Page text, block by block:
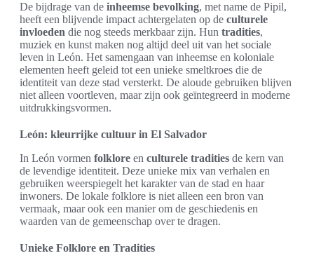
De bijdrage van de inheemse bevolking, met name de Pipil,
heeft een blijvende impact achtergelaten op de culturele
invloeden die nog steeds merkbaar zijn. Hun tradities,
muziek en kunst maken nog altijd deel uit van het sociale
leven in León. Het samengaan van inheemse en koloniale
elementen heeft geleid tot een unieke smeltkroes die de
identiteit van deze stad versterkt. De aloude gebruiken blijven
niet alleen voortleven, maar zijn ook geïntegreerd in moderne
uitdrukkingsvormen.
León: kleurrijke cultuur in El Salvador
In León vormen folklore en culturele tradities de kern van
de levendige identiteit. Deze unieke mix van verhalen en
gebruiken weerspiegelt het karakter van de stad en haar
inwoners. De lokale folklore is niet alleen een bron van
vermaak, maar ook een manier om de geschiedenis en
waarden van de gemeenschap over te dragen.
Unieke Folklore en Tradities